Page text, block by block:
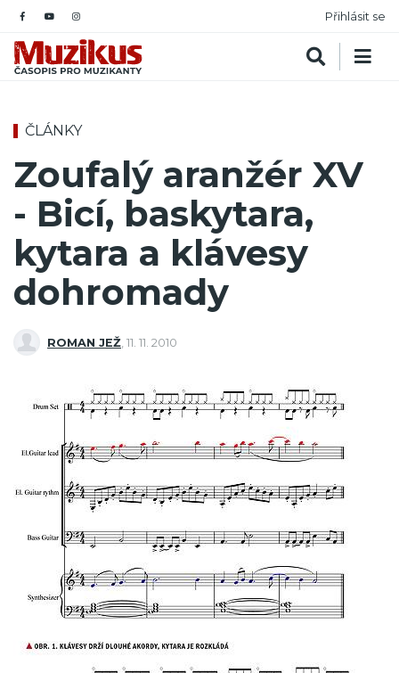
Přihlásit se
ČLÁNKY
Zoufalý aranžér XV
- Bicí, baskytara,
kytara a klávesy
dohromady
ROMAN JEŽ 11. 11. 2010